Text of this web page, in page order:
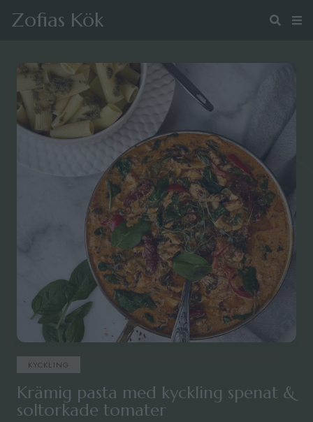
Zofias Kök
KYCKLING
Krämig pasta med kyckling spenat &
soltorkade tomater